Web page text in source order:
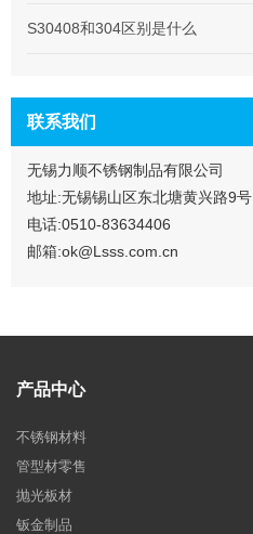
S30408和304区别是什么
联系我们
无锡力顺不锈钢制品有限公司
地址:无锡锡山区东北塘黄兴路9号
电话:0510-83634406
邮箱:ok@Lsss.com.cn
产品中心
不锈钢材料
管型材零售
抛光板材
钣金制品